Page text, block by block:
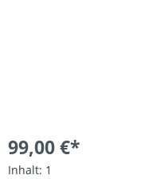
99,00 €*
Inhalt: 1